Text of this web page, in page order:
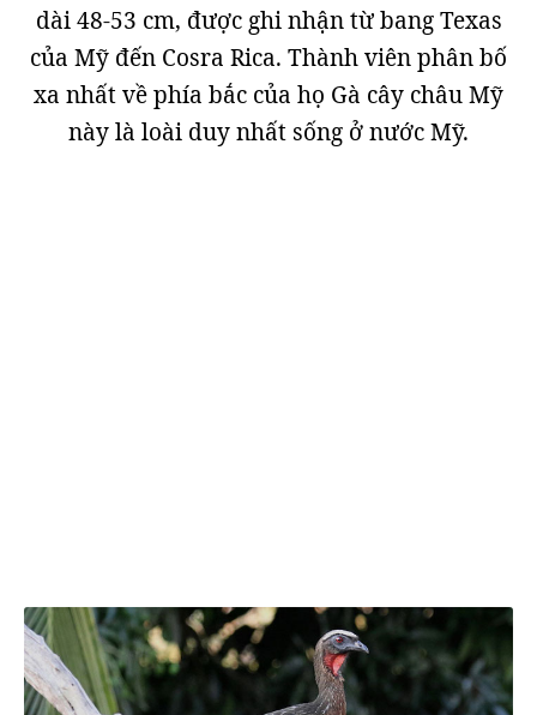
dài 48-53 cm, được ghi nhận từ bang Texas
của Mỹ đến Cosra Rica. Thành viên phân bố
xa nhất về phía bắc của họ Gà cây châu Mỹ
này là loài duy nhất sống ở nước Mỹ.